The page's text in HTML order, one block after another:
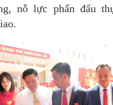
nỗ lực phấn đấu